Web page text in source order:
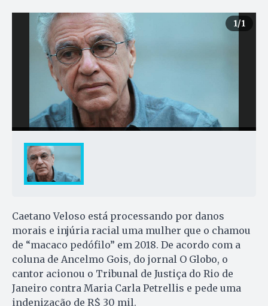
1/1
Caetano Veloso está processando por danos
morais e injúria racial uma mulher que o chamou
de “macaco pedófilo” em 2018. De acordo com a
coluna de Ancelmo Gois, do jornal O Globo, o
cantor acionou o Tribunal de Justiça do Rio de
Janeiro contra Maria Carla Petrellis e pede uma
indenização de R$ 30 mil.